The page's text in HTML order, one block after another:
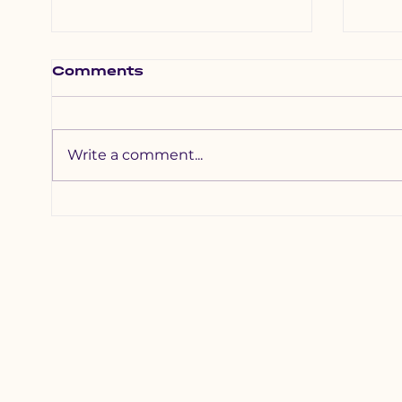
Comments
Write a comment...